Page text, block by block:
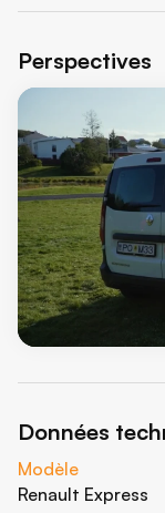
Perspectives
Données
Modèle
Renault Express